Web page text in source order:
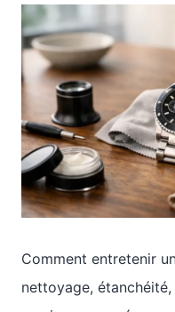
Comment entretenir
nettoyage,